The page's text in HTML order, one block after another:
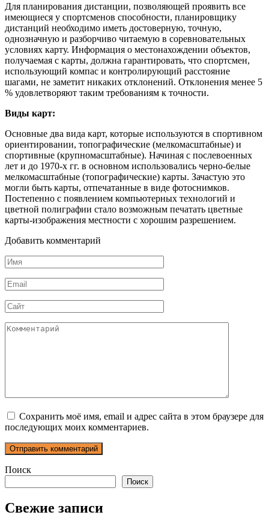
Для планирования дистанции, позволяющей проявить все
имеющиеся у спортсменов способности, планировщику
дистанций необходимо иметь достоверную, точную,
однозначную и разборчиво читаемую в соревновательных
условиях карту. Информация о местонахождении объектов,
получаемая с карты, должна гарантировать, что спортсмен,
использующий компас и контролирующий расстояние
шагами, не заметит никаких отклонений. Отклонения менее 5
% удовлетворяют таким требованиям к точности.
Виды карт:
Основные два вида карт, которые используются в спортивном
ориентировании, топографические (мелкомасштабные) и
спортивные (крупномасштабные). Начиная с послевоенных
лет и до 1970-х гг. в основном использовались черно-белые
мелкомасштабные (топографические) карты. Зачастую это
могли быть карты, отпечатанные в виде фотоснимков.
Постепенно с появлением компьютерных технологий и
цветной полиграфии стало возможным печатать цветные
карты-изображения местности с хорошим разрешением.
Добавить комментарий
Имя
*
Email
*
Сайт
Комментарий
Сохранить моё имя, email и адрес сайта в этом браузере для
последующих моих комментариев.
Поиск
Поиск
Свежие записи